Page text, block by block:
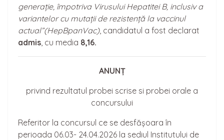
generație, împotriva Virusului Hepatitei B, inclusiv a
variantelor cu mutații de rezistență la vaccinul
actual”(HepBpanVac), candidatul a fost declarat
admis, cu media 8,16.
ANUNȚ
privind rezultatul probei scrise si probei orale a
concursului
Referitor la concursul ce se desfășoara în
perioada 06.03- 24.04.2026 la sediul Institutului de